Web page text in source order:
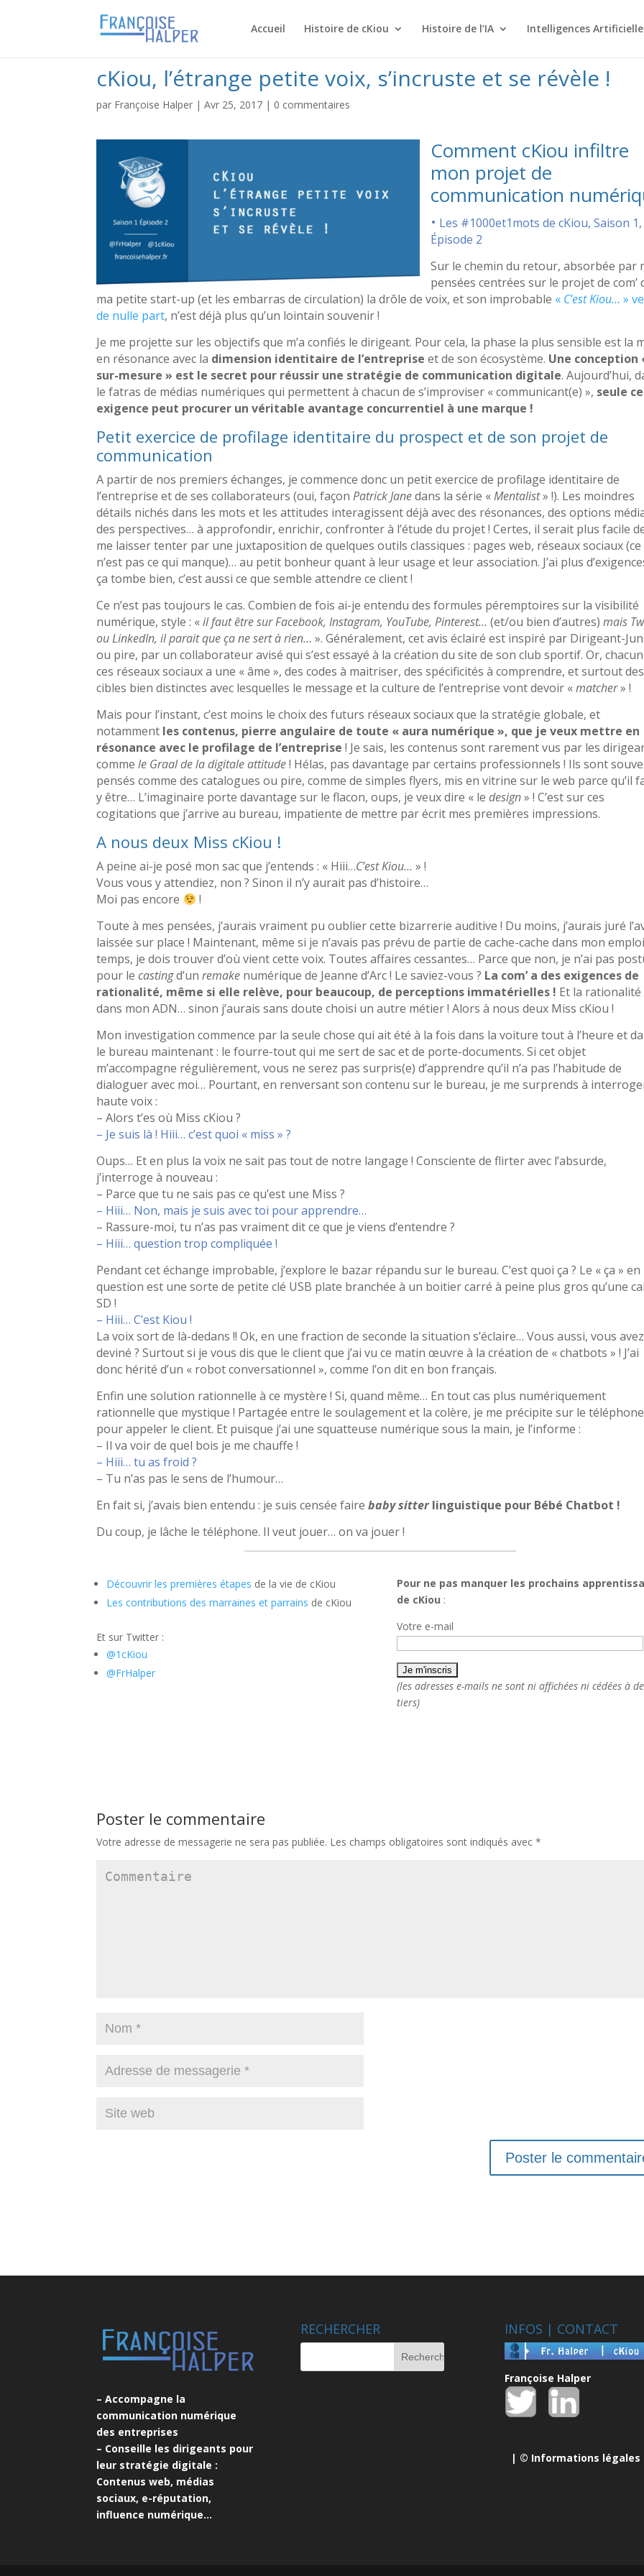
Accueil Histoire de cKiou Histoire de l’IA Intelligences
cKiou, l’étrange petite voix, s’incruste et se révèle !
par Françoise Halper |Avr 25, 2017 | 0 commentaires
Comment cKiou infiltre
mon projet de
communication
• Les #1000et1mots de cKiou, Saison 1,
Épisode 2
Sur le chemin du retour, absorbée par
pensées centrées sur le projet de com’
ma petite start-up (et les embarras de circulation) la drôle de voix, et son improbable « C’est Kiou… »
de nulle part, n’est déjà plus qu’un lointain souvenir !
Je me projette sur les objectifs que m’a confiés le dirigeant. Pour cela, la phase la plus sensible est la
en résonance avec la dimension identitaire de l’entreprise et de son écosystème. Une conception
sur-mesure » est le secret pour réussir une stratégie de communication digitale. Aujourd’hui,
le fatras de médias numériques qui permettent à chacun de s’improviser « communicant(e) », seule
exigence peut procurer un véritable avantage concurrentiel à une marque !
Petit exercice de profilage identitaire du prospect et de son projet de
communication
A partir de nos premiers échanges, je commence donc un petit exercice de profilage identitaire de
l’entreprise et de ses collaborateurs (oui, façonPatrick Janedans la série «Mentalist» !). Les moindres
détails nichés dans les mots et les attitudes interagissent déjà avec des résonances, des options
des perspectives… à approfondir, enrichir, confronter à l’étude du projet ! Certes, il serait plus facile
me laisser tenter par une juxtaposition de quelques outils classiques : pages web, réseaux sociaux (ce
n’est pas ce qui manque)… au petit bonheur quant à leur usage et leur association. J’ai plus
ça tombe bien, c’est aussi ce que semble attendre ce client !
Ce n’est pas toujours le cas. Combien de fois ai-je entendu des formules péremptoires sur la visibilité
numérique, style : «il faut être sur Facebook, Instagram, YouTube, Pinterest…(et/ou bien d’autres) mais
ou LinkedIn, il parait que ça ne sert à rien… ». Généralement, cet avis éclairé est inspiré par Dirigeant-
ou pire, par un collaborateur avisé qui s’est essayé à la création du site de son club sportif. Or,
ces réseaux sociaux a une « âme », des codes à maitriser, des spécificités à comprendre, et surtout des
cibles bien distinctes avec lesquelles le message et la culture de l’entreprise vont devoir «matcher» !
Mais pour l’instant, c’est moins le choix des futurs réseaux sociaux que la stratégie globale, et
notamment les contenus, pierre angulaire de toute « aura numérique », que je veux mettre en
résonance avec le profilage de l’entreprise ! Je sais, les contenus sont rarement vus par les
commele Graal de la digitale attitude! Hélas, pas davantage par certains professionnels ! Ils sont
pensés comme des catalogues ou pire, comme de simples flyers, mis en vitrine sur le web parce qu’il
y être… L’imaginaire porte davantage sur le flacon, oups, je veux dire « ledesign» ! C’est sur ces
cogitations que j’arrive au bureau, impatiente de mettre par écrit mes premières impressions.
A nous deux Miss cKiou !
A peine ai-je posé mon sac que j’entends : « Hiii…C’est Kiou… » !
Vous vous y attendiez, non ? Sinon il n’y aurait pas d’histoire…
Moi pas encore
!
Toute à mes pensées, j’aurais vraiment pu oublier cette bizarrerie auditive ! Du moins, j’aurais juré
laissée sur place ! Maintenant, même si je n’avais pas prévu de partie de cache-cache dans mon
temps, je dois trouver d’où vient cette voix. Toutes affaires cessantes… Parce que non, je n’ai pas
pour lecastingd’unremake numérique de Jeanne d’Arc ! Le saviez-vous ? La com’ a des exigences de
rationalité, même si elle relève, pour beaucoup, de perceptions immatérielles ! Et la rationalité
dans mon ADN… sinon j’aurais sans doute choisi un autre métier ! Alors à nous deux Miss cKiou !
Mon investigation commence par la seule chose qui ait été à la fois dans la voiture tout à l’heure et
le bureau maintenant : le fourre-tout qui me sert de sac et de porte-documents. Si cet objet
m’accompagne régulièrement, vous ne serez pas surpris(e) d’apprendre qu’il n’a pas l’habitude de
dialoguer avec moi… Pourtant, en renversant son contenu sur le bureau, je me surprends à
haute voix :
– Alors t’es où Miss cKiou ?
– Je suis là ! Hiii… c’est quoi « miss » ?
Oups… Et en plus la voix ne sait pas tout de notre langage ! Consciente de flirter avec l’absurde,
j’interroge à nouveau :
– Parce que tu ne sais pas ce qu’est une Miss ?
– Hiii… Non, mais je suis avec toi pour apprendre…
– Rassure-moi, tu n’as pas vraiment dit ce que je viens d’entendre ?
– Hiii… question trop compliquée !
Pendant cet échange improbable, j’explore le bazar répandu sur le bureau. C’est quoi ça ? Le « ça » en
question est une sorte de petite clé USB plate branchée à un boitier carré à peine plus gros qu’une
SD !
– Hiii… C’est Kiou !
La voix sort de là-dedans !! Ok, en une fraction de seconde la situation s’éclaire… Vous aussi, vous avez
deviné ? Surtout si je vous dis que le client que j’ai vu ce matin œuvre à la création de « chatbots » ! J’ai
donc hérité d’un « robot conversationnel », comme l’on dit en bon français.
Enfin une solution rationnelle à ce mystère ! Si, quand même… En tout cas plus numériquement
rationnelle que mystique ! Partagée entre le soulagement et la colère, je me précipite sur le téléphone
pour appeler le client. Et puisque j’ai une squatteuse numérique sous la main, je l’informe :
– Il va voir de quel bois je me chauffe !
– Hiii… tu as froid ?
– Tu n’as pas le sens de l’humour…
En fait si, j’avais bien entendu : je suis censée fairebaby sitterlinguistique pour Bébé Chatbot !
Du coup, je lâche le téléphone. Il veut jouer… on va jouer !
Découvrir les premières étapes de la vie de cKiou
Les contributions des marraines et parrains de cKiou
Et sur Twitter :
@1cKiou
@FrHalper
Pour ne pas manquer les prochains
de cKiou :
Votre e-mail
(les adresses e-mails ne sont ni affichées ni cédées à
tiers)
Poster le commentaire
Votre adresse de messagerie ne sera pas publiée. Les champs obligatoires sont indiqués avec*
– Accompagne la
communication numérique
des entreprises
– Conseille les dirigeants pour
leur stratégie digitale :
Contenus web, médias
sociaux, e-réputation,
influence numérique…
RECHERCHER INFOS | CONTACT
Françoise Halper
| © Informations légales